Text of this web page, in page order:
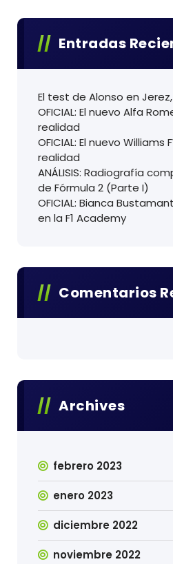
Entradas
El test de Alonso en
OFICIAL: El nuevo Alfa
realidad
OFICIAL: El nuevo Williams
realidad
ANÁLISIS: Radiografía
de Fórmula 2 (Parte I)
OFICIAL: Bianca
en la F1 Academy
Comentarios
Archives
febrero 2023
enero 2023
diciembre 2022
noviembre 2022